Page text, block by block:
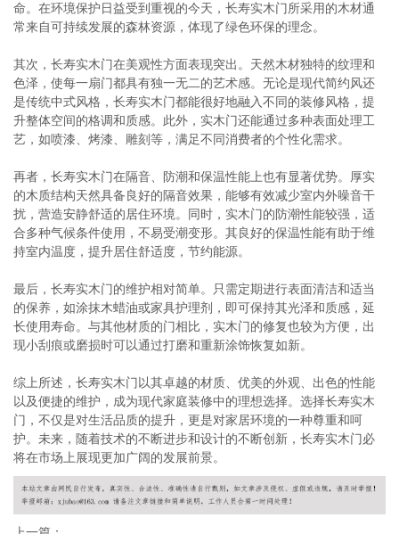
命。在环境保护日益受到重视的今天，长寿实木门所采用的木材通
常来自可持续发展的森林资源，体现了绿色环保的理念。
其次，长寿实木门在美观性方面表现突出。天然木材独特的纹理和
色泽，使每一扇门都具有独一无二的艺术感。无论是现代简约风还
是传统中式风格，长寿实木门都能很好地融入不同的装修风格，提
升整体空间的格调和质感。此外，实木门还能通过多种表面处理工
艺，如喷漆、烤漆、雕刻等，满足不同消费者的个性化需求。
再者，长寿实木门在隔音、防潮和保温性能上也有显著优势。厚实
的木质结构天然具备良好的隔音效果，能够有效减少室内外噪音干
扰，营造安静舒适的居住环境。同时，实木门的防潮性能较强，适
合多种气候条件使用，不易受潮变形。其良好的保温性能有助于维
持室内温度，提升居住舒适度，节约能源。
最后，长寿实木门的维护相对简单。只需定期进行表面清洁和适当
的保养，如涂抹木蜡油或家具护理剂，即可保持其光泽和质感，延
长使用寿命。与其他材质的门相比，实木门的修复也较为方便，出
现小刮痕或磨损时可以通过打磨和重新涂饰恢复如新。
综上所述，长寿实木门以其卓越的材质、优美的外观、出色的性能
以及便捷的维护，成为现代家庭装修中的理想选择。选择长寿实木
门，不仅是对生活品质的提升，更是对家居环境的一种尊重和呵
护。未来，随着技术的不断进步和设计的不断创新，长寿实木门必
将在市场上展现更加广阔的发展前景。